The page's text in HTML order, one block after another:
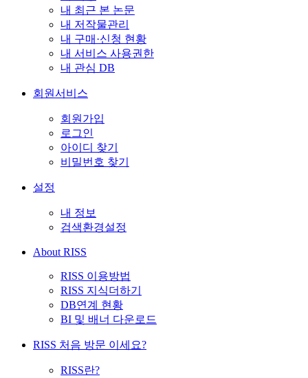
내 최근 본 논문
내 저작물관리
내 구매·신청 현황
내 서비스 사용권한
내 관심 DB
회원서비스
회원가입
로그인
아이디 찾기
비밀번호 찾기
설정
내 정보
검색환경설정
About RISS
RISS 이용방법
RISS 지식더하기
DB연계 현황
BI 및 배너 다운로드
RISS 처음 방문 이세요?
RISS란?